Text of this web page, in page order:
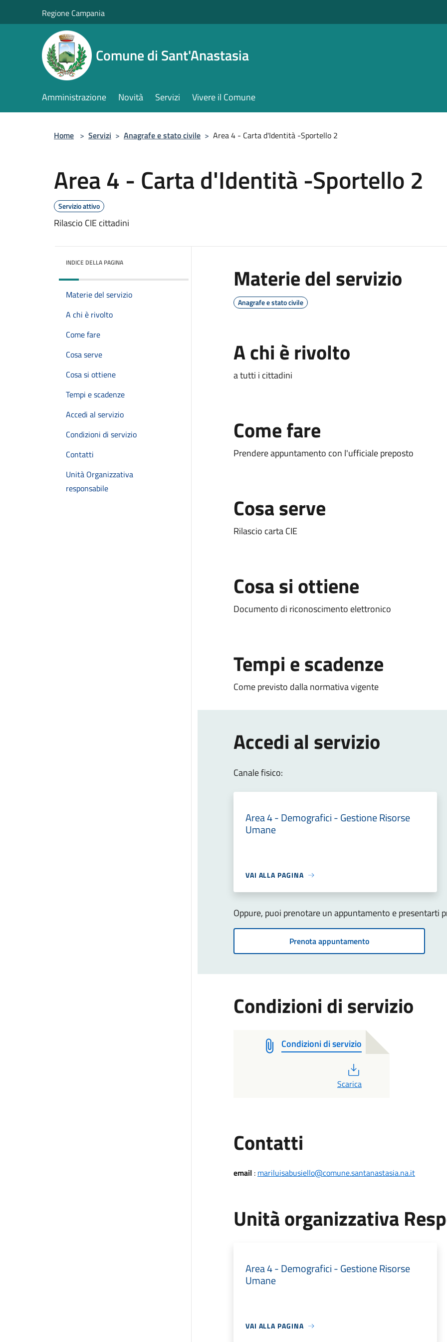
Regione Campania
Comune di Sant'Anastasia
Amministrazione Novità Servizi Vivere il Comune
Home > Servizi > Anagrafe e stato civile > Area 4 - Carta d'Identità -Sportello 2
Area 4 - Carta d'Identità -Sportello 2
Servizio attivo
Rilascio CIE cittadini
INDICE DELLA PAGINA
Materie del servizio
A chi è rivolto
Come fare
Cosa serve
Cosa si ottiene
Tempi e scadenze
Accedi al servizio
Condizioni di servizio
Contatti
Unità Organizzativa
responsabile
Materie del servizio
Anagrafe e stato civile
A chi è rivolto
a tutti i cittadini
Come fare
Prendere appuntamento con l'ufficiale preposto
Cosa serve
Rilascio carta CIE
Cosa si ottiene
Documento di riconoscimento elettronico
Tempi e scadenze
Come previsto dalla normativa vigente
Accedi al servizio
Canale fisico:
Area 4 - Demografici - Gestione Risorse
Umane
VAI ALLA PAGINA
Oppure, puoi prenotare un appuntamento e presentarti
Prenota appuntamento
Condizioni di servizio
Condizioni di servizio
Scarica
Contatti
email: mariluisabusiello@comune.santanastasia.na.it
Unità organizzativa
Area 4 - Demografici - Gestione Risorse
Umane
VAI ALLA PAGINA